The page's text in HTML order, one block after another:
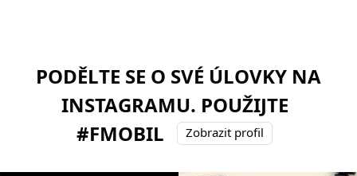
PODĚLTE SE O SVÉ ÚLOVKY NA
INSTAGRAMU. POUŽIJTE
#FMOBIL
Zobrazit profil